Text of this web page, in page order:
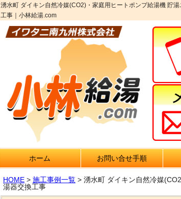
湧水町 ダイキン自然冷媒(CO2)・家庭用ヒートポンプ給湯機 貯
工事｜小林給湯.com
ホーム お問い合せ手順
HOME > 施工事例一覧 > 湧水町 ダイキン自然冷媒
湯器交換工事